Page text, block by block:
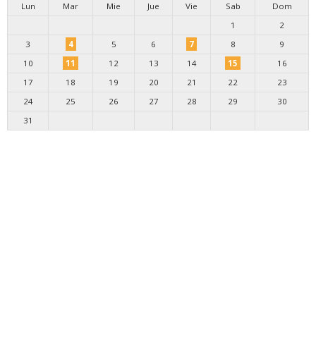
Lun
Mar Mie Jue Vie Sab
Dom
1
2
3
4 5 6 7 8
9
10
11 12 13 14 15
16
17
18 19 20 21 22
23
24
25 26 27 28 29
30
31